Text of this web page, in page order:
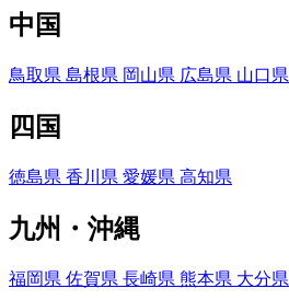
中国
鳥取県 島根県 岡山県 広島県 山口県
四国
徳島県 香川県 愛媛県 高知県
九州・沖縄
福岡県 佐賀県 長崎県 熊本県 大分県